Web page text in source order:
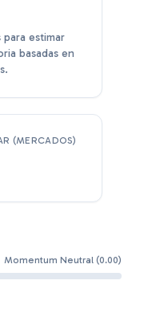
estimar
basadas en
(MERCADOS)
Momentum Neutral (0.00)